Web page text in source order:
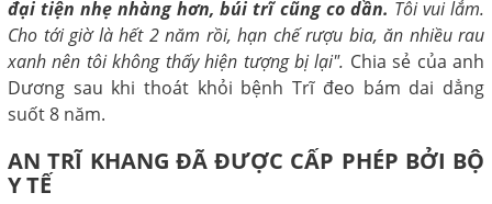
đại tiện nhẹ nhàng hơn, búi trĩ cũng co dần. Tôi vui lắm.
Cho tới giờ là hết 2 năm rồi, hạn chế rượu bia, ăn nhiều rau
xanh nên tôi không thấy hiện tượng bị lại". Chia sẻ của anh
Dương sau khi thoát khỏi bệnh Trĩ đeo bám dai dẳng
suốt 8 năm.
AN TRĨ KHANG ĐÃ ĐƯỢC CẤP PHÉP BỞI BỘ
Y TẾ